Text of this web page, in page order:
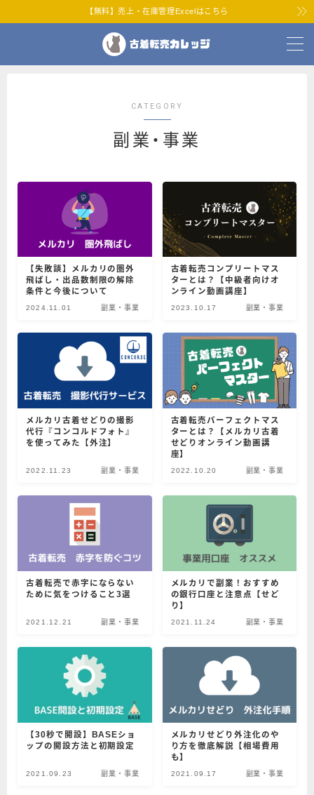
【無料】売上・在庫管理Excelはこちら
お問い合わせ
CATEGORY
副業・事業
【失敗談】メルカリの圏外
飛ばし・出品数制限の解除
条件と今後について
2024.11.01 副業・事業
古着転売コンプリートマス
ターとは？【中級者向けオ
ンライン動画講座】
2023.10.17 副業・事業
メルカリ古着せどりの撮影
代行『コンコルドフォト』
を使ってみた【外注】
2022.11.23 副業・事業
古着転売パーフェクトマス
ターとは？【メルカリ古着
せどりオンライン動画講
座】
2022.10.20 副業・事業
古着転売で赤字にならない
ために気をつけること3選
2021.12.21 副業・事業
メルカリで副業！おすすめ
の銀行口座と注意点【せど
り】
2021.11.24 副業・事業
【30秒で開設】BASEショ
ップの開設方法と初期設定
2021.09.23 副業・事業
メルカリせどり外注化のや
り方を徹底解説【相場費用
も】
2021.09.17 副業・事業